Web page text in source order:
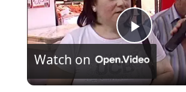
P
l
Watch on